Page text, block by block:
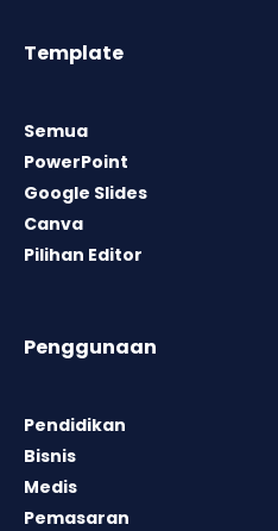
Template
Semua
PowerPoint
Google Slides
Canva
Pilihan Editor
Penggunaan
Pendidikan
Bisnis
Medis
Pemasaran